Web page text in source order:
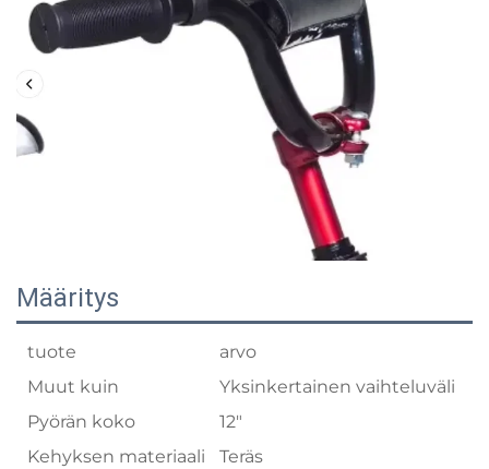
Määritys
tuote
arvo
Muut kuin
Yksinkertainen vaihteluväli
Pyörän koko
12"
Kehyksen materiaali
Teräs